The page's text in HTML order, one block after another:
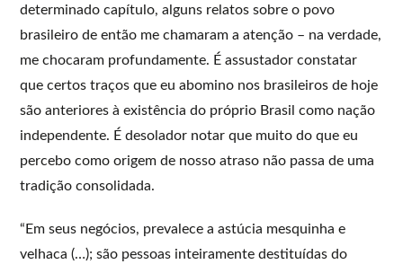
determinado capítulo, alguns relatos sobre o povo
brasileiro de então me chamaram a atenção – na verdade,
me chocaram profundamente. É assustador constatar
que certos traços que eu abomino nos brasileiros de hoje
são anteriores à existência do próprio Brasil como nação
independente. É desolador notar que muito do que eu
percebo como origem de nosso atraso não passa de uma
tradição consolidada.
“Em seus negócios, prevalece a astúcia mesquinha e
velhaca (…); são pessoas inteiramente destituídas do